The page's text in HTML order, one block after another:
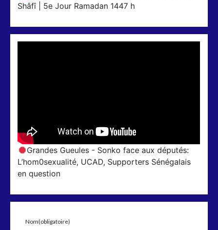
Shâfî | 5e Jour Ramadan 1447 h
Grandes Gueules - Sonko face aux députés:
L’hom0sexualité, UCAD, Supporters Sénégalais
en question
Nom(obligatoire)